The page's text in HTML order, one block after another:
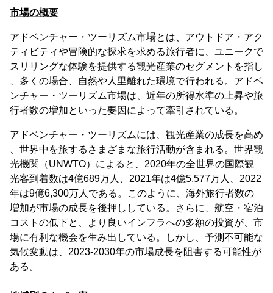
市場の概要
アドベンチャー・ツーリズム市場とは、アウトドア・アク
ティビティや冒険的な探求を求める旅行者に、ユニークで
スリリングな体験を提供する観光産業のセグメントを指し
、多くの場合、自然や人里離れた環境で行われる。アドベ
ンチャー・ツーリズム市場は、近年の所得水準の上昇や旅
行者数の増加といった要因によって牽引されている。
アドベンチャー・ツーリズムには、観光産業の成長を高め
、世界中を旅するさまざまな旅行活動が含まれる。世界観
光機関（UNWTO）によると、2020年の全世界の国際観
光客到着数は4億689万人、2021年は4億5,577万人、2022
年は9億6,300万人である。このように、海外旅行者数の
増加が市場の成長を後押ししている。さらに、航空・宿泊
コストの低下と、より良いインフラへの多額の投資が、市
場に有利な機会を生み出している。しかし、予測不可能な
気候変動は、2023-2030年の市場成長を阻害する可能性が
ある。